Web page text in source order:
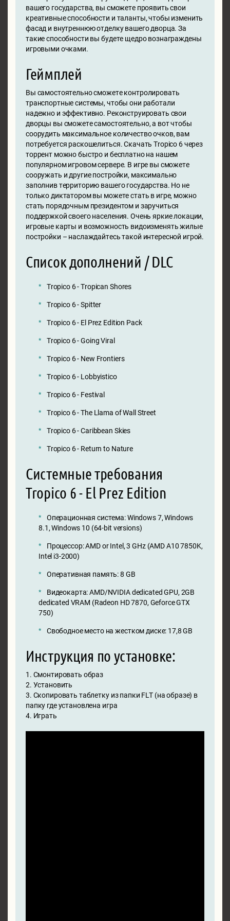
вашего государства, вы сможете проявить свои
креативные способности и таланты, чтобы изменить
фасад и внутреннюю отделку вашего дворца. За
такие способности вы будете щедро вознаграждены
игровыми очками.
Геймплей
Вы самостоятельно сможете контролировать
транспортные системы, чтобы они работали
надежно и эффективно. Реконструировать свои
дворцы вы сможете самостоятельно, а вот чтобы
соорудить максимальное количество очков, вам
потребуется раскошелиться. Скачать Tropico 6 через
торрент можно быстро и бесплатно на нашем
популярном игровом сервере. В игре вы сможете
сооружать и другие постройки, максимально
заполнив территорию вашего государства. Но не
только диктатором вы можете стать в игре, можно
стать порядочным президентом и заручиться
поддержкой своего населения. Очень яркие локации,
игровые карты и возможность видоизменять жилые
постройки – наслаждайтесь такой интересной игрой.
Список дополнений / DLC
Tropico 6 - Tropican Shores
Tropico 6 - Spitter
Tropico 6 - El Prez Edition Pack
Tropico 6 - Going Viral
Tropico 6 - New Frontiers
Tropico 6 - Lobbyistico
Tropico 6 - Festival
Tropico 6 - The Llama of Wall Street
Tropico 6 - Caribbean Skies
Tropico 6 - Return to Nature
Системные требования
Tropico 6 - El Prez Edition
Операционная система: Windows 7, Windows
8.1, Windows 10 (64-bit versions)
Процессор: AMD or Intel, 3 GHz (AMD A10 7850K,
Intel i3-2000)
Оперативная память: 8 GB
Видеокарта: AMD/NVIDIA dedicated GPU, 2GB
dedicated VRAM (Radeon HD 7870, Geforce GTX
750)
Свободное место на жестком диске: 17,8 GB
Инструкция по установке:
1. Смонтировать образ
2. Установить
3. Скопировать таблетку из папки FLT (на образе) в
папку где установлена игра
4. Играть